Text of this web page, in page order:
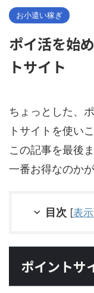
お小遣い稼ぎ
ポイ活を始
トサイト
ちょっとした、
トサイトを使い
この記事を最後
一番お得なのか
目次 [表示
ポイントサ